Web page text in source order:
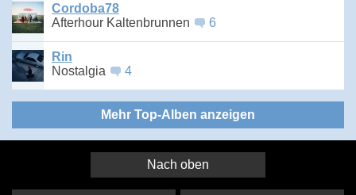
Cordoba78
Afterhour Kaltenbrunnen
6
Rin
Nostalgia
4
Mehr Top-Alben anzeigen
Nach oben